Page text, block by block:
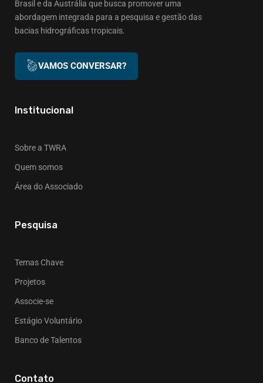
Brasil e da Austrália que busca promover uma
abordagem integrada para a pesquisa e gestão das
bacias hidrográficas tropicais.
VAMOS CONVERSAR?
Institucional
Sobre a TWRA
Quem somos
Área do Associado
Pesquisa
Temas Chave
Projetos
Associe-se
Estágio Voluntário
Banco de Talentos
Contato